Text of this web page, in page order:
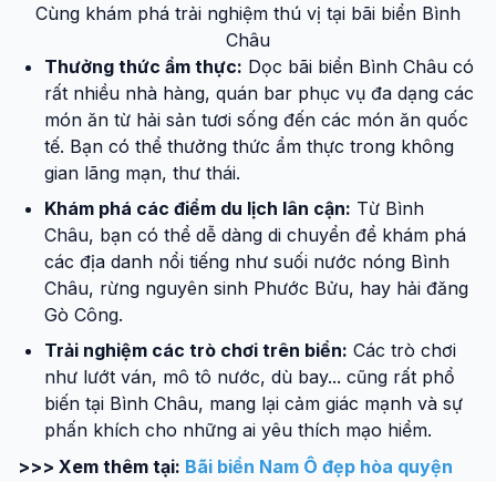
Cùng khám phá trải nghiệm thú vị tại bãi biển Bình
Châu
Thưởng thức ẩm thực: Dọc bãi biển Bình Châu có
rất nhiều nhà hàng, quán bar phục vụ đa dạng các
món ăn từ hải sản tươi sống đến các món ăn quốc
tế. Bạn có thể thưởng thức ẩm thực trong không
gian lãng mạn, thư thái.
Khám phá các điểm du lịch lân cận: Từ Bình
Châu, bạn có thể dễ dàng di chuyển để khám phá
các địa danh nổi tiếng như suối nước nóng Bình
Châu, rừng nguyên sinh Phước Bửu, hay hải đăng
Gò Công.
Trải nghiệm các trò chơi trên biển: Các trò chơi
như lướt ván, mô tô nước, dù bay... cũng rất phổ
biến tại Bình Châu, mang lại cảm giác mạnh và sự
phấn khích cho những ai yêu thích mạo hiểm.
>>> Xem thêm tại: Bãi biển Nam Ô đẹp hòa quyện